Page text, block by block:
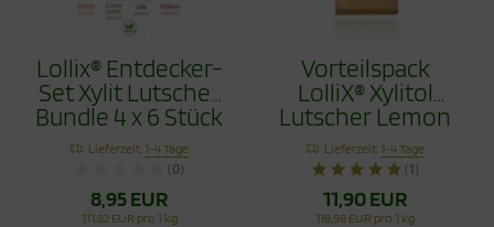
Lollix® Entdecker-
Set Xylit Lutscher
Bundle 4 x 6 Stück
- Zahnpflege mit
Stil
Lieferzeit:1-4 Tage
(0)
8,95 EUR
111,82 EUR pro 1 kg
Vorteilspack
LolliX® Xylitol
Lutscher Lemon
Zitrone 100g
Lieferzeit:1-4 Tage
(1)
11,90 EUR
118,98 EUR pro 1 kg